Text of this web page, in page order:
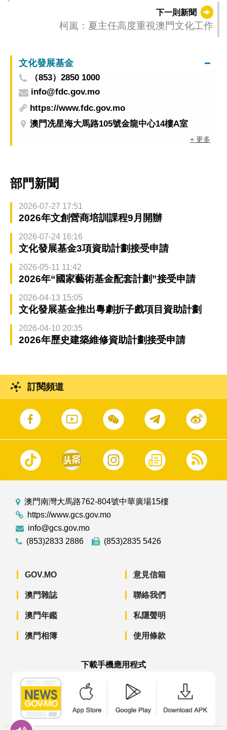
下一則新聞
柯嵐：夏主任高度重視澳門文化工作
文化發展基金
（853）2850 1000
info@fdc.gov.mo
https://www.fdc.gov.mo
澳門冼星海大馬路105號金龍中心14樓A室
+ 更多
部門新聞
2026-07-27 17:51
2026年文創營商培訓課程9月開辦
2026-07-24 16:16
文化發展基金3項資助計劃接受申請
2026-05-11 11:42
2026年“國家藝術基金配套計劃”接受申請
2026-04-13 15:05
文化發展基金推出粵劇折子戲項目資助計劃
2026-04-10 20:35
2026年歷史建築維修資助計劃接受申請
訂閱頻道
澳門南灣大馬路762-804號中華廣場15樓
https://www.gcs.gov.mo
info@gcs.gov.mo
(853)2833 2886
(853)2835 5426
GOV.MO
澳門雜誌
澳門年鑑
澳門相簿
意見信箱
聯絡我們
私隱聲明
使用條款
下載手機應用程式